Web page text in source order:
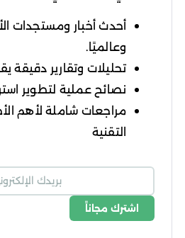
أحدث أخبار ومستجدات
وعالميًا.
تحليلات وتقارير دقيقة
نصائح عملية لتطوير
مراجعات شاملة لأهم
التقنية
اشترك مجاناً